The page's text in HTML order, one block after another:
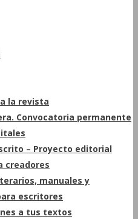
la revista
Convocatoria permanente
– Proyecto editorial
creadores
manuales y
escritores
a tus textos